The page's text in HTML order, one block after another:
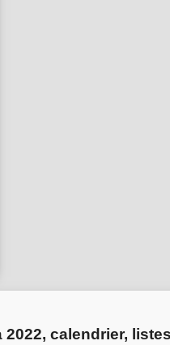
2022, calendrier,